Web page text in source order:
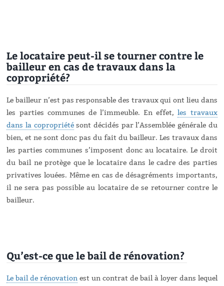
Le locataire peut-il se tourner contre le
bailleur en cas de travaux dans la
copropriété?
Le bailleur n’est pas responsable des travaux qui ont lieu dans
les parties communes de l’immeuble. En effet,les travaux
dans la copropriétésont décidés par l’Assemblée générale du
bien, et ne sont donc pas du fait du bailleur. Les travaux dans
les parties communes s’imposent donc au locataire. Le droit
du bail ne protège que le locataire dans le cadre des parties
privatives louées. Même en cas de désagréments importants,
il ne sera pas possible au locataire de se retourner contre le
bailleur.
Qu’est-ce que le bail de rénovation?
Le bail de rénovation est un contrat de bail à loyer dans lequel